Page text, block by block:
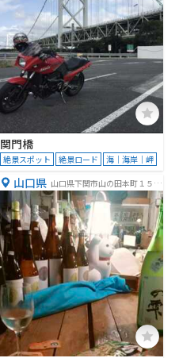
関門橋
絶景スポット 絶景ロード 海｜海岸｜岬
山口県 山口県下関市山の田本町１５
−１１